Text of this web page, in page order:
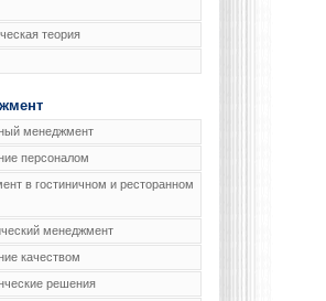
теория
менеджмент
персоналом
в гостиничном и ресторанном
менеджмент
качеством
решения